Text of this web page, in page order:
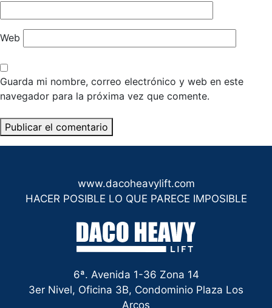
Web
Guarda mi nombre, correo electrónico y web en este
navegador para la próxima vez que comente.
www.dacoheavylift.com
HACER POSIBLE LO QUE PARECE IMPOSIBLE
6ª. Avenida 1-36 Zona 14
3er Nivel, Oficina 3B, Condominio Plaza Los
Arcos